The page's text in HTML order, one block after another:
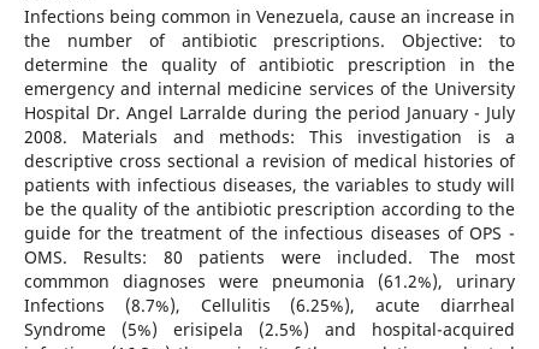
Infections being common in Venezuela, cause an increase in
the number of antibiotic prescriptions. Objective: to
determine the quality of antibiotic prescription in the
emergency and internal medicine services of the University
Hospital Dr. Angel Larralde during the period January - July
2008. Materials and methods: This investigation is a
descriptive cross sectional a revision of medical histories of
patients with infectious diseases, the variables to study will
be the quality of the antibiotic prescription according to the
guide for the treatment of the infectious diseases of OPS -
OMS. Results: 80 patients were included. The most
commmon diagnoses were pneumonia (61.2%), urinary
Infections (8.7%), Cellulitis (6.25%), acute diarrheal
Syndrome (5%) erisipela (2.5%) and hospital-acquired